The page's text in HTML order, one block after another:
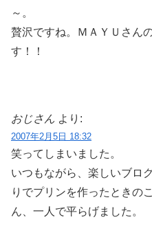
～。
贅沢ですね。ＭＡＹＵさん
す！！
おじさん より:
2007年2月5日 18:32
笑ってしまいました。
いつもながら、楽しいブロ
りでプリンを作ったときの
ん、一人で平らげました。